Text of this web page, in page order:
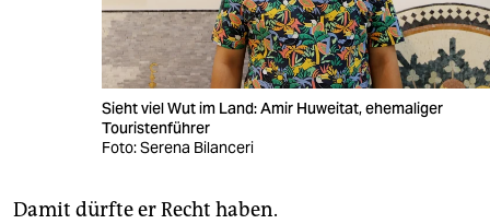
Sieht viel Wut im Land: Amir Huweitat, ehemaliger
Touristenführer
Foto: Serena Bilanceri
Damit dürfte er Recht haben.